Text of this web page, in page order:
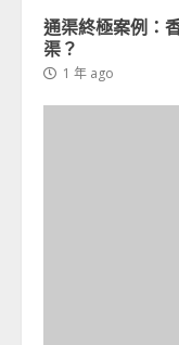
通渠終極案例：
渠？
1 年 ago